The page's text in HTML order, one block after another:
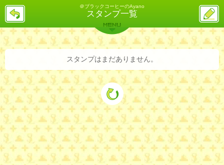
＠ブラックコーヒーのAyano
スタンプ一覧
戻
ス
投
稿
バックナンバー 詳細検索 ランキング
MENU
スタンプはまだありません。